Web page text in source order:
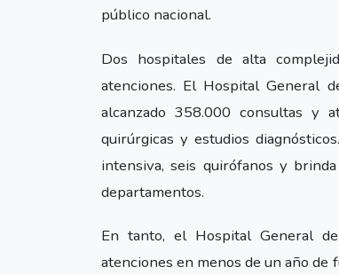
público nacional.
Dos hospitales de alta
atenciones. El Hospital General
alcanzado 358.000 consultas y
quirúrgicas y estudios
intensiva, seis quirófanos y
departamentos.
En tanto, el Hospital General
atenciones en menos de un año de